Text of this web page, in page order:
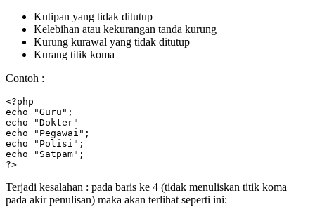
Kutipan yang tidak ditutup
Kelebihan atau kekurangan tanda kurung
Kurung kurawal yang tidak ditutup
Kurang titik koma
Contoh :
<?php
echo "Guru";
echo "Dokter"
echo "Pegawai";
echo "Polisi";
echo "Satpam";
?>
Terjadi kesalahan : pada baris ke 4 (tidak menuliskan titik koma
pada akir penulisan) maka akan terlihat seperti ini: